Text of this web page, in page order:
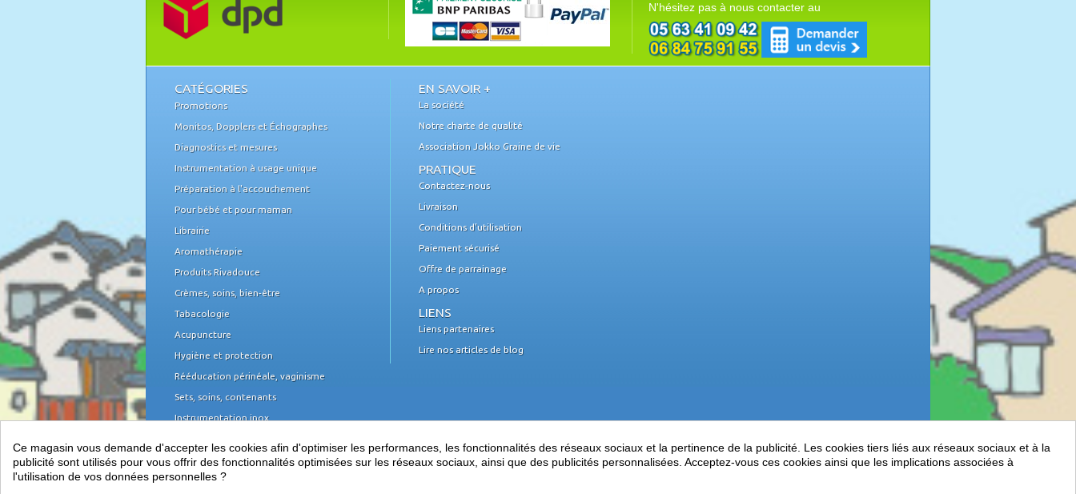
N'hésitez pas à nous contacter au
CATÉGORIES
Promotions
Monitos, Dopplers et Échographes
Diagnostics et mesures
Instrumentation à usage unique
Préparation à l'accouchement
Pour bébé et pour maman
Librairie
Aromathérapie
Produits Rivadouce
Crèmes, soins, bien-être
Tabacologie
Acupuncture
Hygiène et protection
Rééducation périnéale, vaginisme
Sets, soins, contenants
Instrumentation inox
Mobilier médical
Équipement du cabinet
EN SAVOIR +
La société
Notre charte de qualité
Association Jokko Graine de vie
PRATIQUE
Contactez-nous
Livraison
Conditions d'utilisation
Paiement sécurisé
Offre de parrainage
A propos
LIENS
Liens partenaires
Lire nos articles de blog
Ce magasin vous demande d'accepter les cookies afin d'optimiser les performances, les fonctionnalités des réseaux sociaux et la pertinence de la publicité. Les cookies tiers liés aux réseaux sociaux et à la
publicité sont utilisés pour vous offrir des fonctionnalités optimisées sur les réseaux sociaux, ainsi que des publicités personnalisées. Acceptez-vous ces cookies ainsi que les implications associées à
l'utilisation de vos données personnelles ?